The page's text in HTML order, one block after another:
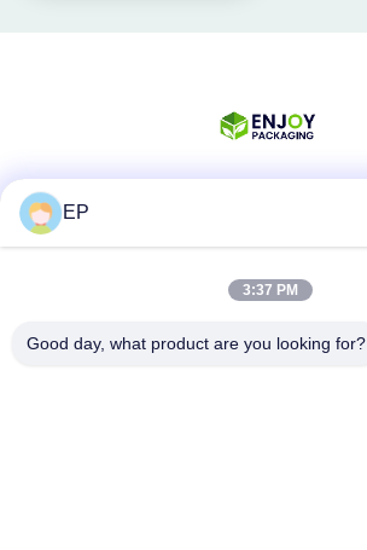
Contato rápido
EP
3:37 PM
Good day, what product are you looking for?